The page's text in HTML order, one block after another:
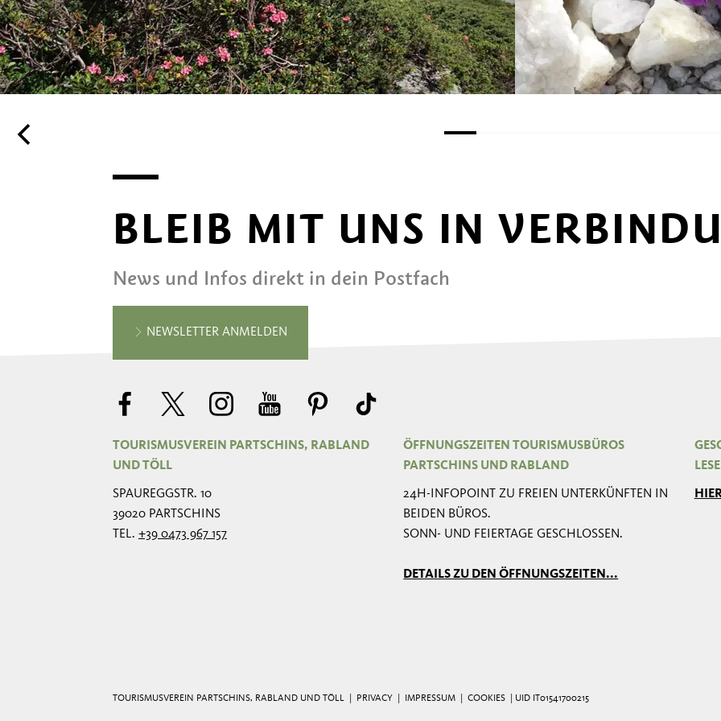
BLEIB MIT UNS IN
News und Infos direkt in dein Postfach
NEWSLETTER ANMELDEN
TOURISMUSVEREIN PARTSCHINS, RABLAND
UND TÖLL
SPAUREGGSTR. 10
39020 PARTSCHINS
TEL. +39 0473 967 157
ÖFFNUNGSZEITEN TOURISMUSBÜROS
PARTSCHINS UND RABLAND
24H-INFOPOINT ZU FREIEN UNTERKÜNFTEN IN
BEIDEN BÜROS.
SONN- UND FEIERTAGE GESCHLOSSEN.
DETAILS ZU DEN ÖFFNUNGSZEITEN...
TOURISMUSVEREIN PARTSCHINS, RABLAND UND TÖLL | PRIVACY IMPRESSUM COOKIES | UID IT01541700215